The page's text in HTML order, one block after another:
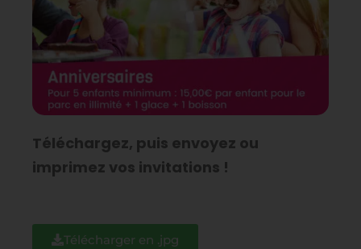
Téléchargez, puis envoyez ou
imprimez vos invitations !
Télécharger en .jpg